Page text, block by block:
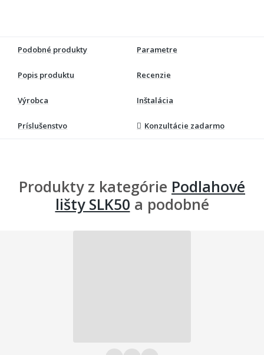
Podobné produkty Parametre
Popis produktu Recenzie
Výrobca Inštalácia
Príslušenstvo Konzultácie zadarmo
Produkty z kategórie Podlahové
lišty SLK50 a podobné